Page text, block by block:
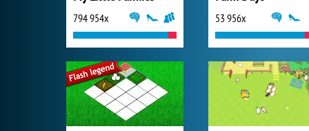
794 954x 53 956x